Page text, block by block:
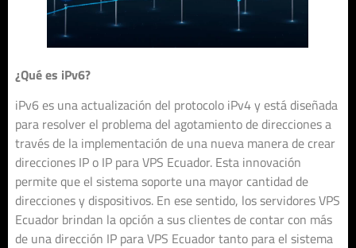
¿Qué es iPv6?
iPv6 es una actualización del protocolo iPv4 y está diseñada
para resolver el problema del agotamiento de direcciones a
través de la implementación de una nueva manera de crear
direcciones IP o IP para VPS Ecuador. Esta innovación
permite que el sistema soporte una mayor cantidad de
direcciones y dispositivos. En ese sentido, los servidores VPS
Ecuador brindan la opción a sus clientes de contar con más
de una dirección IP para VPS Ecuador tanto para el sistema